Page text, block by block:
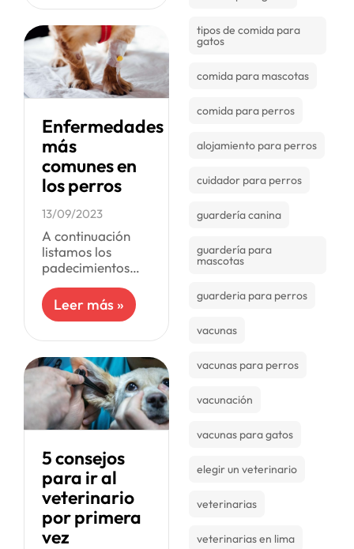
suelen esparcirse
con facilidad
entre los felinos
sin importar su
raza, aunque
Enfermedades
más
comunes en
los perros
13/09/2023
A continuación
listamos los
padecimientos
la mayoría de los
perros, teniendo
problemas de
salud canina
están más
asociados
Leer más »
5 consejos
para ir al
veterinario
por primera
vez
tipos de comida para
gatos
comida para mascotas
comida para perros
alojamiento para perros
cuidador para perros
guardería canina
guardería para
mascotas
guarderia para perros
vacunas
vacunas para perros
vacunación
vacunas para gatos
elegir un veterinario
veterinarias
veterinarias en lima